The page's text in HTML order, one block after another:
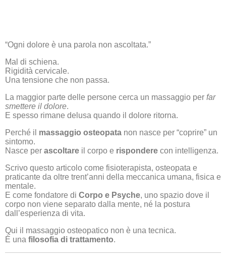
“Ogni dolore è una parola non ascoltata.”
Mal di schiena.
Rigidità cervicale.
Una tensione che non passa.
La maggior parte delle persone cerca un massaggio per far
smettere il dolore.
E spesso rimane delusa quando il dolore ritorna.
Perché il massaggio osteopata non nasce per “coprire” un
sintomo.
Nasce per ascoltare il corpo e rispondere con intelligenza.
Scrivo questo articolo come fisioterapista, osteopata e
praticante da oltre trent’anni della meccanica umana, fisica e
mentale.
E come fondatore di Corpo e Psyche, uno spazio dove il
corpo non viene separato dalla mente, né la postura
dall’esperienza di vita.
Qui il massaggio osteopatico non è una tecnica.
È una filosofia di trattamento.